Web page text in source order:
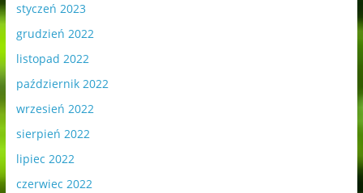
styczeń 2023
grudzień 2022
listopad 2022
październik 2022
wrzesień 2022
sierpień 2022
lipiec 2022
czerwiec 2022